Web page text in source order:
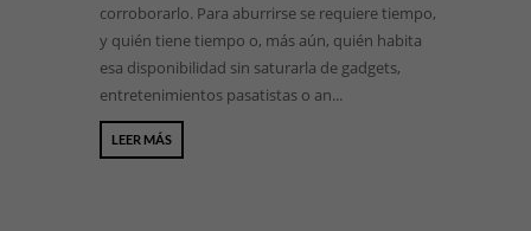
corroborarlo. Para aburrirse se requiere tiempo,
y quién tiene tiempo o, más aún, quién habita
esa disponibilidad sin saturarla de gadgets,
entretenimientos pasatistas o an...
LEER MÁS